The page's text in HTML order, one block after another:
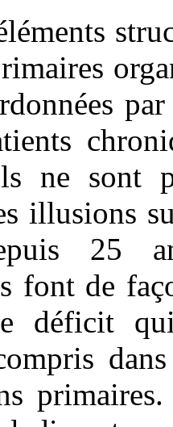
ne
illusions
25
font de
déficit